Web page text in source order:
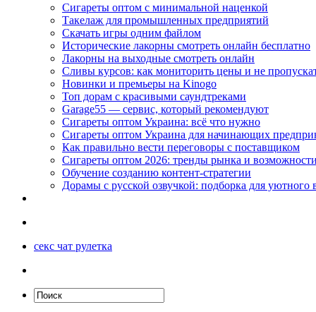
Сигареты оптом с минимальной наценкой
Такелаж для промышленных предприятий
Скачать игры одним файлом
Исторические лакорны смотреть онлайн бесплатно
Лакорны на выходные смотреть онлайн
Сливы курсов: как мониторить цены и не
Новинки и премьеры на Kinogo
Топ дорам с красивыми саундтреками
Garage55 — сервис, который рекомендуют
Сигареты оптом Украина: всё что нужно
Сигареты оптом Украина для начинающих
Как правильно вести переговоры с поставщиком
Сигареты оптом 2026: тренды рынка и возможности
Обучение созданию контент-стратегии
Дорамы с русской озвучкой: подборка для уютного
секс чат рулетка